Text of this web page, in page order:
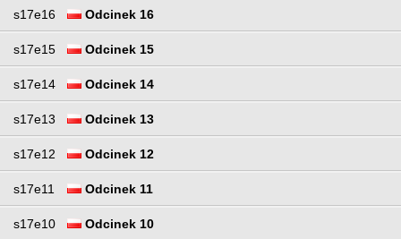
s17e16 Odcinek 16
s17e15 Odcinek 15
s17e14 Odcinek 14
s17e13 Odcinek 13
s17e12 Odcinek 12
s17e11 Odcinek 11
s17e10 Odcinek 10